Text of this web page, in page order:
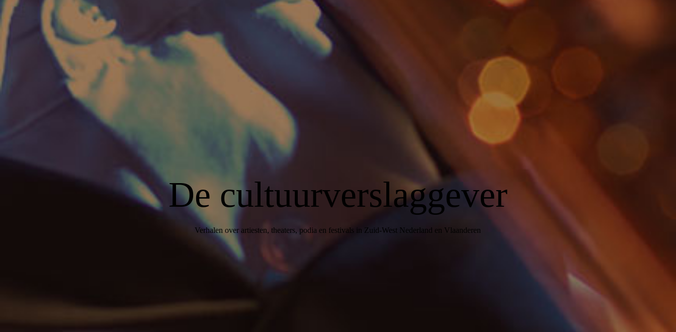
De cultuurverslaggever
Verhalen over artiesten, theaters, podia en festivals in Zuid-West Nederland en Vlaanderen